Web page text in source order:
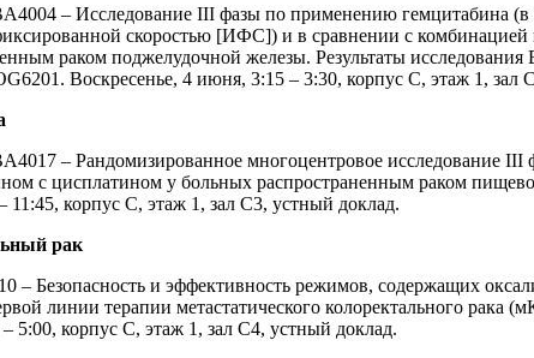
– Исследование III фазы по применению гемцитабина
скоростью [ИФС]) и в сравнении с
раком поджелудочной железы. Результаты
Воскресенье, 4 июня, 3:15 – 3:30, корпус C, этаж 1, зал
– Рандомизированное многоцентровое исследование
с цисплатином у больных распространенным раком
11:45, корпус C, этаж 1, зал C3, устный доклад.
рак
– Безопасность и эффективность режимов, содержащих
линии терапии метастатического колоректального
5:00, корпус C, этаж 1, зал C4, устный доклад.